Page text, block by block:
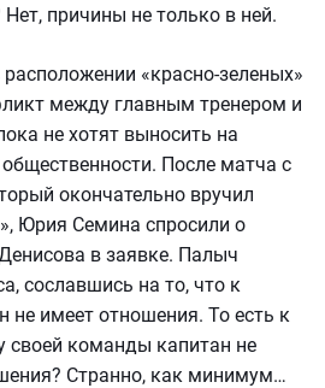
причины не только в ней.
расположении «красно-зеленых»
между главным тренером и
не хотят выносить на
После матча с
окончательно вручил
Юрия Семина спросили о
в заявке. Палыч
сославшись на то, что к
не имеет отношения. То есть к
команды капитан не
Странно, как минимум…